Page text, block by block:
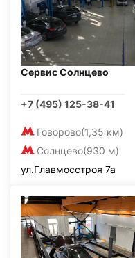
Сервис Солнцево
+7 (495) 125-38-41
Говорово(1,35 км)
Солнцево(930 м)
ул.Главмосстроя 7а